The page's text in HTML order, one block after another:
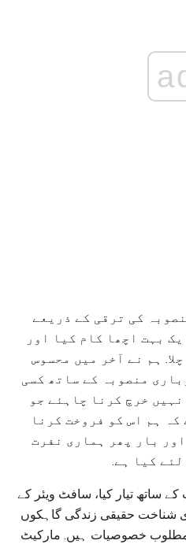
کی ترقی کے ذریعے
بہت اچھا کام کیا اور
ہم نے آخر میں محسوس
منصوبہ کے ساتھ کسی
خرچ کرنا چاہئے جو
ہم اس کو فروخت کرنا
بار پھر ہماری نفرت
کیا ہے.
ساتھ تیار کیا، سافٹ ویئر کے
شناخت حقیقی زندگی گاہکوں
خصوصیات ہیں. مارکیٹ